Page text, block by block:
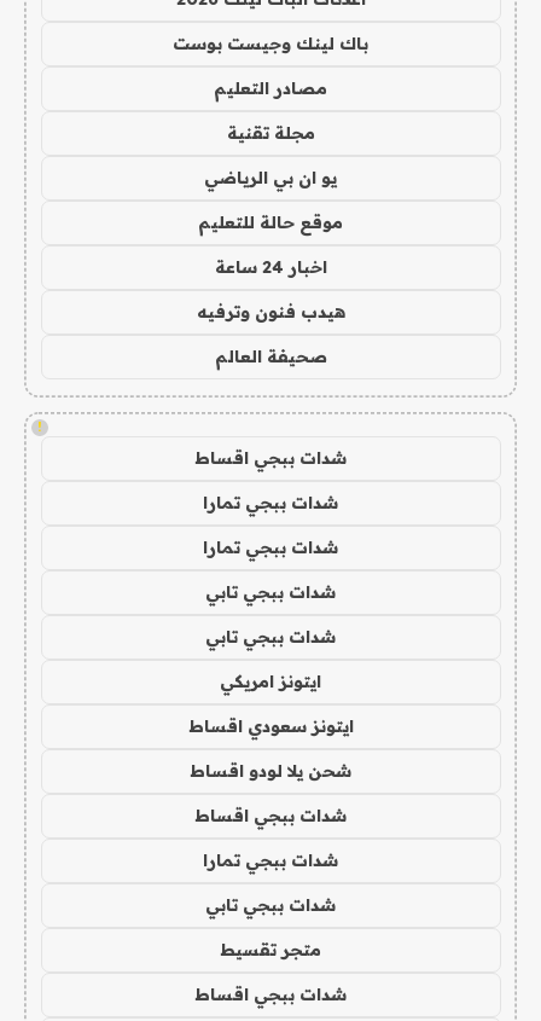
باك لينك وجيست بوست
مصادر التعليم
مجلة تقنية
يو ان بي الرياضي
موقع حالة للتعليم
اخبار 24 ساعة
هيدب فنون وترفيه
صحيفة العالم
!
شدات ببجي اقساط
شدات ببجي تمارا
شدات ببجي تمارا
شدات ببجي تابي
شدات ببجي تابي
ايتونز امريكي
ايتونز سعودي اقساط
شحن يلا لودو اقساط
شدات ببجي اقساط
شدات ببجي تمارا
شدات ببجي تابي
متجر تقسيط
شدات ببجي اقساط